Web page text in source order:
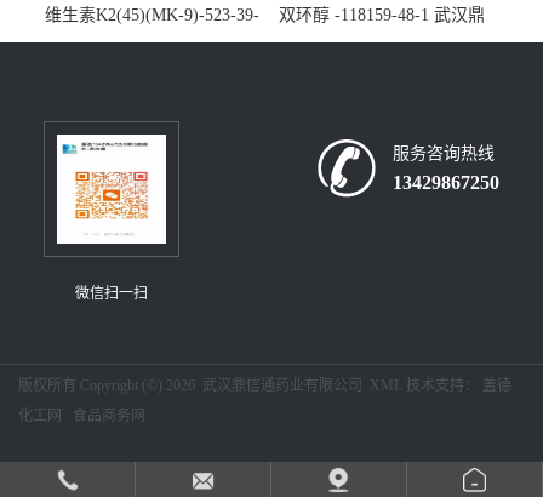
维生素K2(45)(MK-9)-523-39-
7-武汉鼎信通药业大量现货供
双环醇 -118159-48-1 武汉鼎
信通药业大量现货供应
微信扫一扫
服务咨询热线
13429867250
版权所有 Copyright (©) 2026 武汉鼎信通药业有限公司 XML 技术支持： 盖德
化工网
食品商务网